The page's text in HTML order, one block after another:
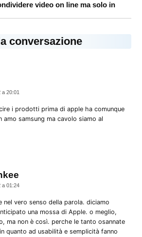
video on line ma solo in
conversazione
a 20:01
i prodotti prima di apple ha comunque
samsung ma cavolo siamo al
a 01:24
nel vero senso della parola. diciamo
una mossa di Apple. o meglio,
ma non è così. perche le tanto osannate
quanto ad usabilità e semplicità fanno